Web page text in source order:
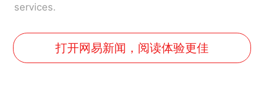
services.
打开网易新闻，阅读体验更佳